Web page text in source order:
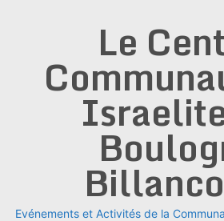
Le
Evénements et Activités de la